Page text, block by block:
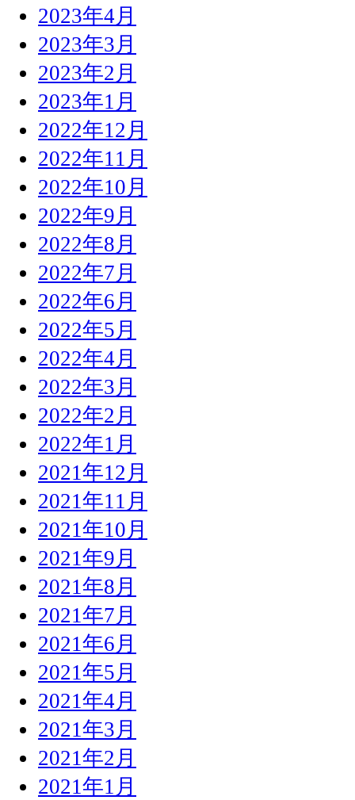
2023年4月
2023年3月
2023年2月
2023年1月
2022年12月
2022年11月
2022年10月
2022年9月
2022年8月
2022年7月
2022年6月
2022年5月
2022年4月
2022年3月
2022年2月
2022年1月
2021年12月
2021年11月
2021年10月
2021年9月
2021年8月
2021年7月
2021年6月
2021年5月
2021年4月
2021年3月
2021年2月
2021年1月